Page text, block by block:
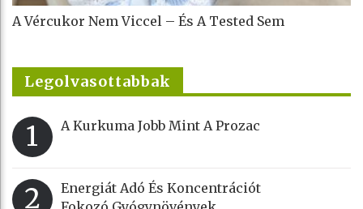
A Vércukor Nem Viccel – És A Tested Sem
Legolvasottabbak
1 A Kurkuma Jobb Mint A Prozac
2
Energiát Adó És Koncentrációt